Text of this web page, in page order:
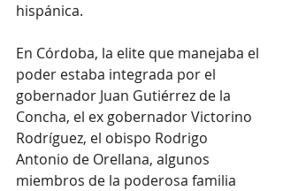
hispánica.
En Córdoba, la elite que manejaba el
poder estaba integrada por el
gobernador Juan Gutiérrez de la
Concha, el ex gobernador Victorino
Rodríguez, el obispo Rodrigo
Antonio de Orellana, algunos
miembros de la poderosa familia